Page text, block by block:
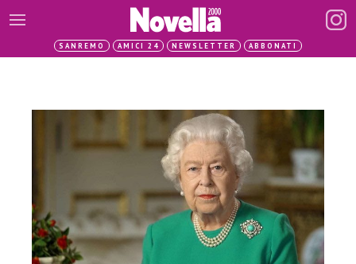
SANREMO AMICI 24 NEWSLETTER ABBONATI